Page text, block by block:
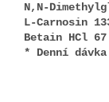
N,N-
L-Carnosin
Betain HCl 67
* Denní